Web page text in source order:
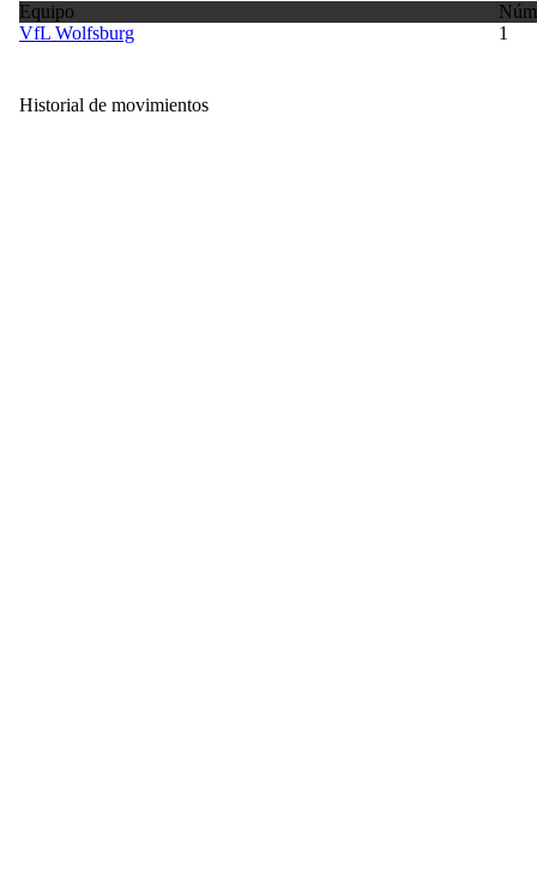
Equipo
VfL Wolfsburg
1
Historial de movimientos